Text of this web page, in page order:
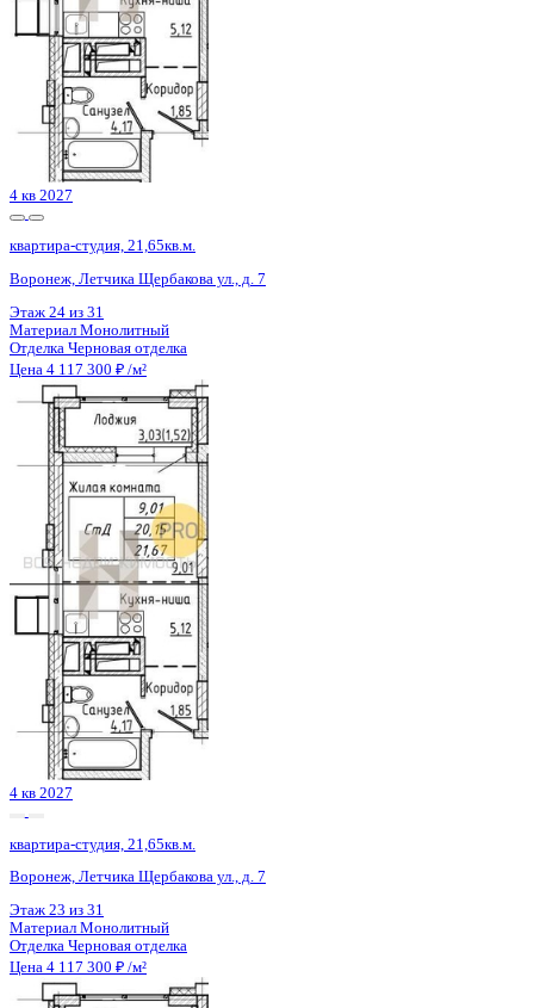
4 кв 2027
квартира-студия, 21,65кв.м.
Воронеж, Летчика Щербакова ул., д. 7
Этаж 21 из 31
Материал
Монолитный
Отделка Черновая отделка
Цена 4 117 300 ₽ /м²
4 кв 2027